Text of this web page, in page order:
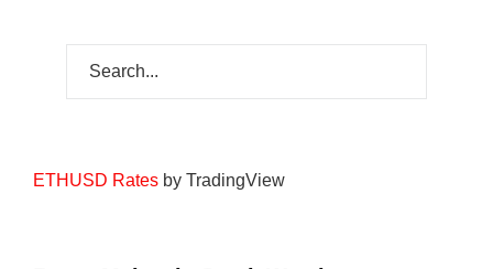
ETHUSD Rates by TradingView